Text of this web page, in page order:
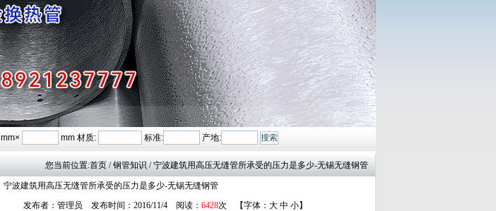
mm× mm 材质: 标准: 产地:
您当前位置:首页 / 钢管知识 / 宁波建筑用高压无缝管所承受的压力是多少-无锡无缝钢管
宁波建筑用高压无缝管所承受的压力是多少-无锡无缝钢管
发布者：管理员 发布时间：2016/11/4 阅读： 6428次 【字体： 大 中 小】